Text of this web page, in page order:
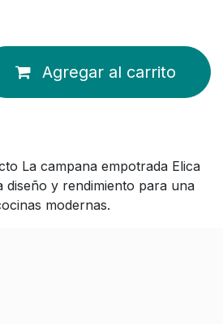
Agregar al carrito
La campana empotrada Elica
y rendimiento para una
modernas.